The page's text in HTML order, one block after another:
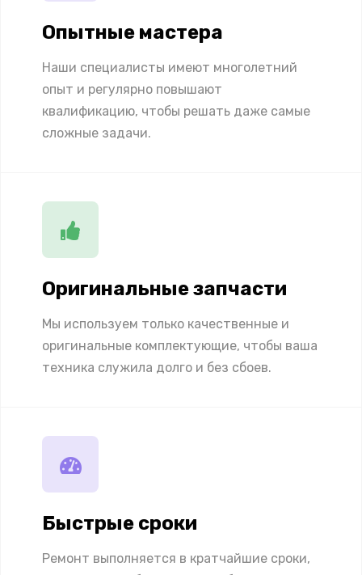
Опытные мастера
Наши специалисты имеют многолетний
опыт и регулярно повышают
квалификацию, чтобы решать даже самые
сложные задачи.
Оригинальные запчасти
Мы используем только качественные и
оригинальные комплектующие, чтобы ваша
техника служила долго и без сбоев.
Быстрые сроки
Ремонт выполняется в кратчайшие сроки,